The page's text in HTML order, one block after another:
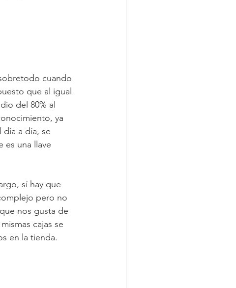
cuando
que al igual
del 80% al
ya
a día, se
es una llave
sí hay que
pero no
nos gusta de
cajas se
en la tienda.